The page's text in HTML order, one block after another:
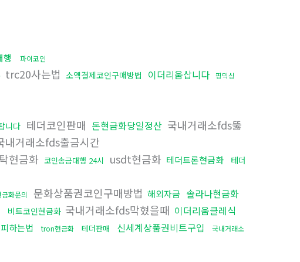
행 파이코인
trc20사는법 소액결제코인구매방법 이더리움삽니다 핑믹싱
니다 테더코인판매 돈현금화당일정산 국내거래소fds뚫
내거래소fds출금시간
현금화 코인송금대행 24시 usdt현금화 테더트론현금화
테더
화문의 문화상품권코인구매방법 해외자금 솔라나현금화
비트코인현금화 국내거래소fds막혔을때 이더리움클레식
하는법 tron현금화 테더판매 신세계상품권비트구입
국내거래소